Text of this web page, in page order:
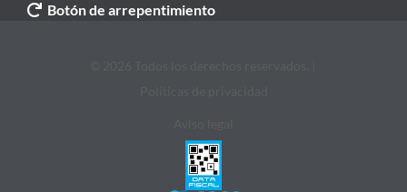
Botón de arrepentimiento